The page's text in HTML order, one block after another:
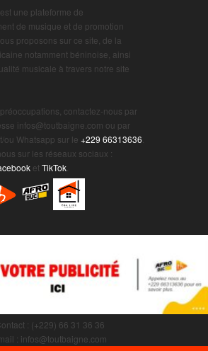
est une plateforme de
de musique et de promotion
proposons sur ce site, de la
notamment béninoise, ainsi
musicale à travers notre site
contactez-nous par
infos@toutbaigne.com ou par
ou Whatsapp sur le +229 66313636
sur les réseaux sociaux :
etTikTok
: (+229) 66 31 36 36
: infos@toutbaigne.com